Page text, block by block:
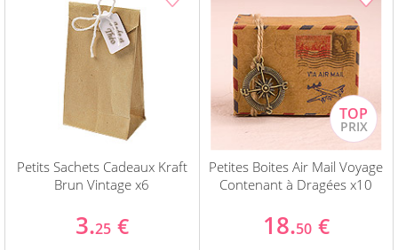
Petits Sachets Cadeaux Kraft
Brun Vintage x6
3.25 €
Petites Boites Air Mail Voyage
Contenant à Dragées x10
18.50 €